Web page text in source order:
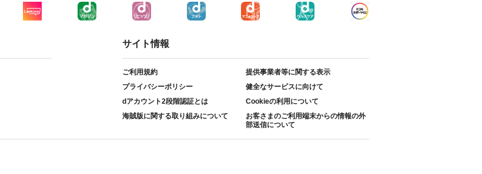
サイト情報
ご利用規約
提供事業者等に関する表示
プライバシーポリシー
健全なサービスに向けて
dアカウント2段階認証とは
Cookieの利用について
海賊版に関する取り組みについて
お客さまのご利用端末からの情報の外
部送信について